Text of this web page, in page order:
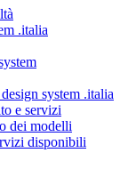
.italia
system .italia
e servizi
dei modelli
disponibili